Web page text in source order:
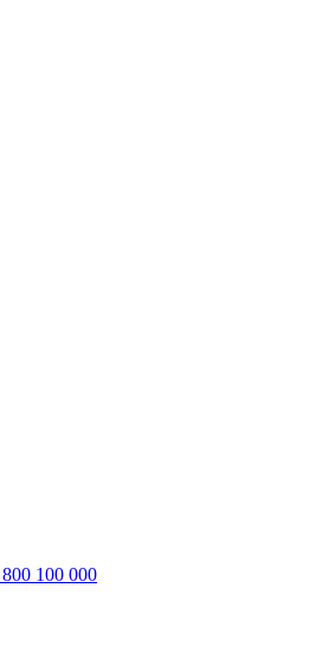
800 100 000